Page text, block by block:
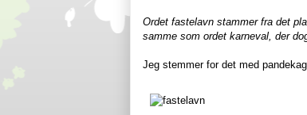
Ordet fastelavn stammer fra det
samme som ordet karneval, der
Jeg stemmer for det med